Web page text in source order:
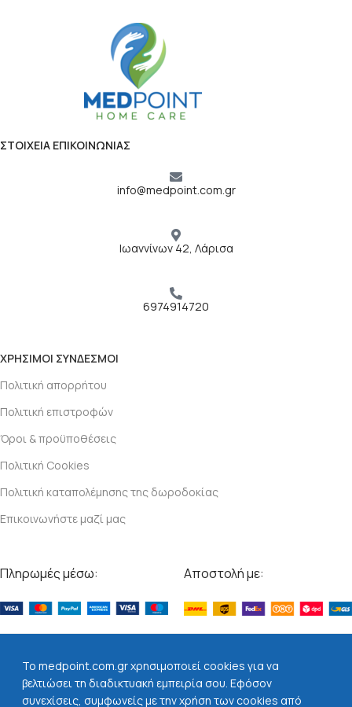
ΣΤΟΙΧΕΙΑ ΕΠΙΚΟΙΝΩΝΙΑΣ
info@medpoint.com.gr
Ιωαννίνων 42, Λάρισα
6974914720
ΧΡΗΣΙΜΟΙ ΣΥΝΔΕΣΜΟΙ
Πολιτική απορρήτου
Πολιτική επιστροφών
Όροι & προϋποθέσεις
Πολιτική Cookies
Πολιτική καταπολέμησης της δωροδοκίας
Επικοινωνήστε μαζί μας
Πληρωμές μέσω: Αποστολή με:
To medpoint.com.gr χρησιμοποιεί cookies για να
βελτιώσει τη διαδικτυακή εμπειρία σου. Εφόσον
συνεχίσεις, συμφωνείς με την χρήση των cookies από